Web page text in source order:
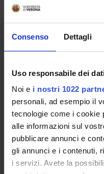
Consenso Dettagli
Uso responsabile dei
Noi e i nostri 1022
personali, ad esempio il
tecnologie come i cookie
alle informazioni sul
pubblicare annunci e
gli annunci e i contenuti,
i servizi. Avete la
LOCALE:
Ospedale di Borgo Trento
OPERATIVA LOCALE:
Mirta Fiorio, Assegnista,
Sezione di Neurologia
Mattia Gambarin,
Riabilitativa
SPONSORS: